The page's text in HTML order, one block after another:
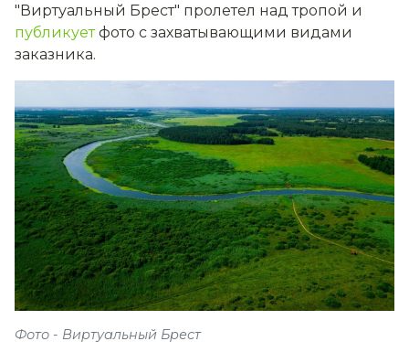
"Виртуальный Брест" пролетел над тропой и
публикуетфото с захватывающими видами
заказника.
Фото - Виртуальный Брест